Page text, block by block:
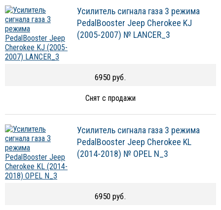
Усилитель сигнала газа 3 режима
PedalBooster Jeep Cherokee KJ
(2005-2007) № LANCER_3
6950 руб.
Снят с продажи
Усилитель сигнала газа 3 режима
PedalBooster Jeep Cherokee KL
(2014-2018) № OPEL N_3
6950 руб.